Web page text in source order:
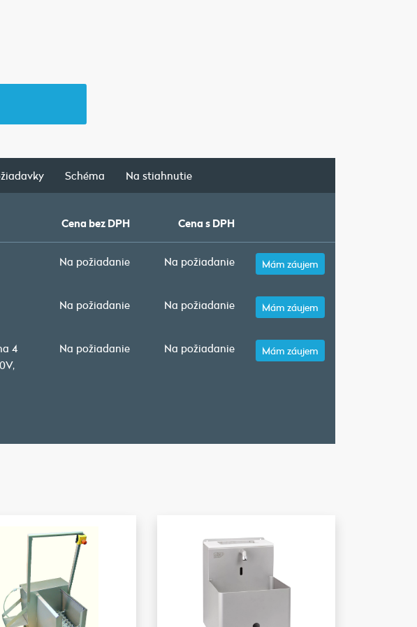
Schéma Na stiahnutie
Cena bez DPH Cena s DPH
Na požiadanie Na požiadanie Mám záujem
Na požiadanie Na požiadanie Mám záujem
4
Na požiadanie Na požiadanie Mám záujem